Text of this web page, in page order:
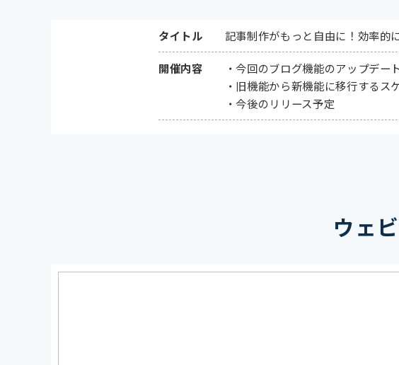
タイトル 記事制作がもっと自由に！効率的
開催内容 ・今回のブログ機能のアップデー
・旧機能から新機能に移行するスケ
・今後のリリース予定
ウェ